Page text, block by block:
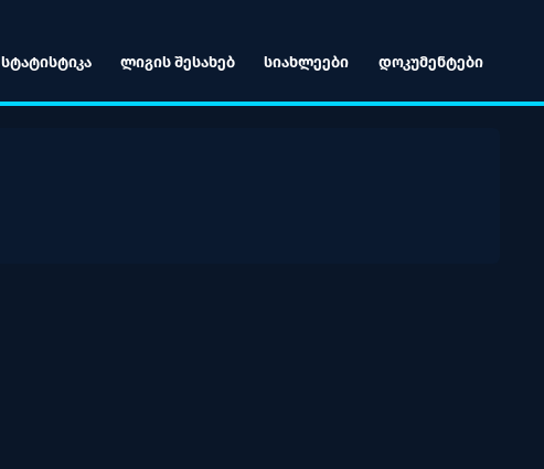
ᲓᲝᲙᲣᲛᲔᲜᲢᲔᲑᲘ
ᲡᲘᲐᲮᲚᲔᲔᲑᲘ
ᲚᲘᲒᲘᲡ ᲨᲔᲡᲐᲮᲔᲑ
ᲡᲢᲐᲢᲘᲡᲢᲘᲙᲐ